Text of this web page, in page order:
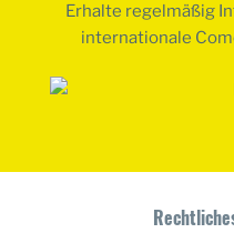
Erhalte regelmäßig
internationale